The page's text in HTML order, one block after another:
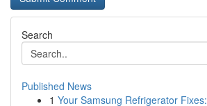
Search
Published News
1 Your Samsung Refrigerator Fixes: